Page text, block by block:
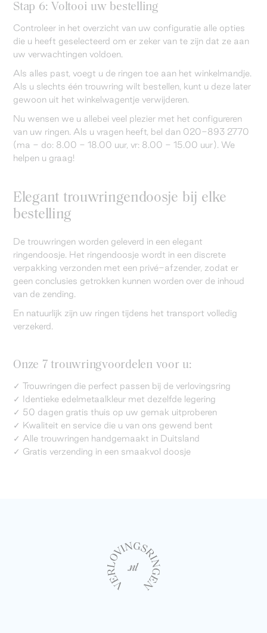
Stap 6: Voltooi uw bestelling
Controleer in het overzicht van uw configuratie alle opties
die u heeft geselecteerd om er zeker van te zijn dat ze aan
uw verwachtingen voldoen.
Als alles past, voegt u de ringen toe aan het winkelmandje.
Als u slechts één trouwring wilt bestellen, kunt u deze later
gewoon uit het winkelwagentje verwijderen.
Nu wensen we u allebei veel plezier met het configureren
van uw ringen. Als u vragen heeft, bel dan 020-893 2770
(ma - do: 8.00 - 18.00 uur, vr: 8.00 - 15.00 uur). We
helpen u graag!
Elegant trouwringendoosje bij elke
bestelling
De trouwringen worden geleverd in een elegant
ringendoosje. Het ringendoosje wordt in een discrete
verpakking verzonden met een privé-afzender, zodat er
geen conclusies getrokken kunnen worden over de inhoud
van de zending.
En natuurlijk zijn uw ringen tijdens het transport volledig
verzekerd.
Onze 7 trouwringvoordelen voor u:
✓ Trouwringen die perfect passen bij de verlovingsring
✓ Identieke edelmetaalkleur met dezelfde legering
✓ 50 dagen gratis thuis op uw gemak uitproberen
✓ Kwaliteit en service die u van ons gewend bent
✓ Alle trouwringen handgemaakt in Duitsland
✓ Gratis verzending in een smaakvol doosje